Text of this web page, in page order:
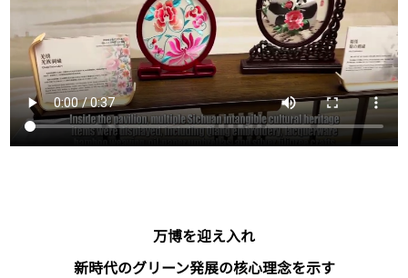
万博を迎え入れ
新時代のグリーン発展の核心理念を示す